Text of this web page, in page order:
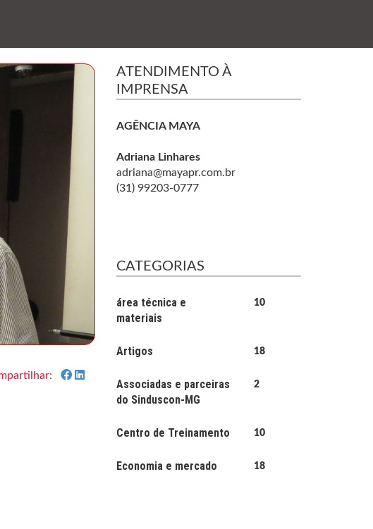
ATENDIMENTO À
IMPRENSA
AGÊNCIA MAYA
Adriana Linhares
adriana@mayapr.com.br
(31) 99203-0777
CATEGORIAS
área técnica e
materiais
10
Artigos 18
Associadas e parceiras
do Sinduscon-MG
2
Centro de Treinamento 10
Economia e mercado 18